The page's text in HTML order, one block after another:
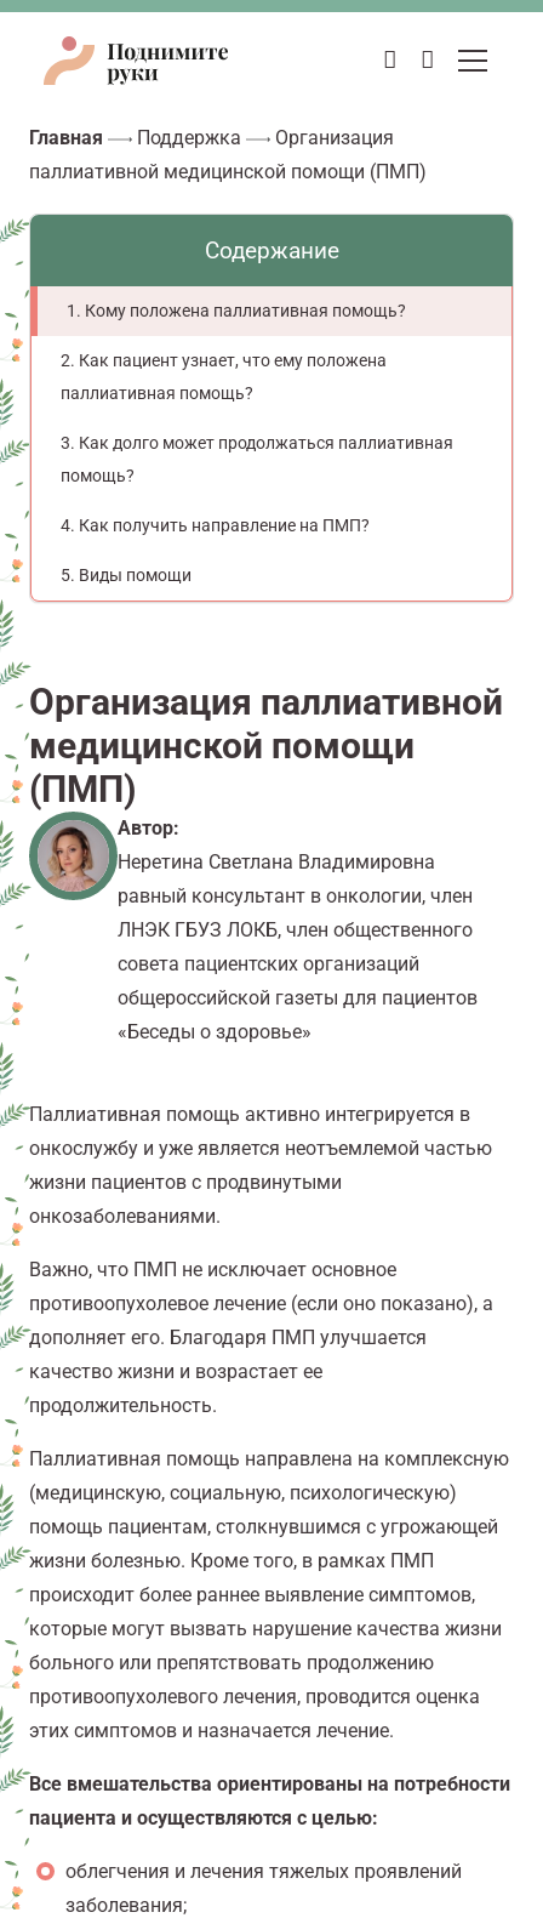
Главная Поддержка
Организация
паллиативной медицинской помощи (ПМП)
Содержание
Кому положена паллиативная помощь?
Как пациент узнает, что ему положена
паллиативная помощь?
Как долго может продолжаться паллиативная
помощь?
Как получить направление на ПМП?
Виды помощи
Организация паллиативной
медицинской помощи
(ПМП)
Автор:
Неретина Светлана Владимировна
равный консультант в онкологии, член
ЛНЭК ГБУЗ ЛОКБ, член общественного
совета пациентских организаций
общероссийской газеты для пациентов
«Беседы о здоровье»
Паллиативная помощь активно интегрируется в
онкослужбу и уже является неотъемлемой частью
жизни пациентов с продвинутыми
онкозаболеваниями.
Важно, что ПМП не исключает основное
противоопухолевое лечение (если оно показано), а
дополняет его. Благодаря ПМП улучшается
качество жизни и возрастает ее
продолжительность.
Паллиативная помощь направлена на комплексную
(медицинскую, социальную, психологическую)
помощь пациентам, столкнувшимся с угрожающей
жизни болезнью. Кроме того, в рамках ПМП
происходит более раннее выявление симптомов,
которые могут вызвать нарушение качества жизни
больного или препятствовать продолжению
противоопухолевого лечения, проводится оценка
этих симптомов и назначается лечение.
Все вмешательства ориентированы на потребности
пациента и осуществляются с целью:
облегчения и лечения тяжелых проявлений
заболевания;